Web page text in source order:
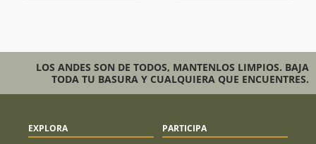
LOS ANDES SON DE TODOS, MANTENLOS LIMPIOS. BAJA
TODA TU BASURA Y CUALQUIERA QUE ENCUENTRES.
EXPLORA PARTICIPA